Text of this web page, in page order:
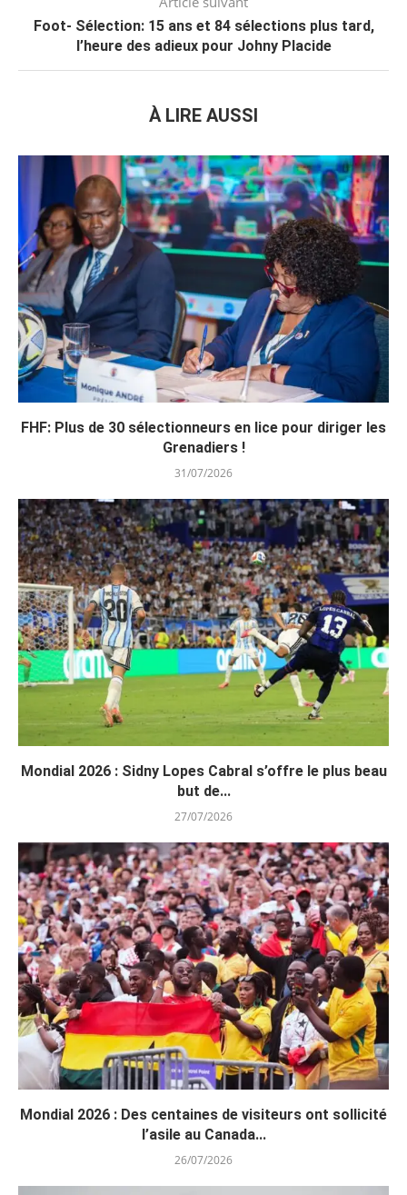
Foot- Sélection: 15 ans et 84 sélections plus tard,
l’heure des adieux pour Johny Placide
À LIRE AUSSI
FHF: Plus de 30 sélectionneurs en lice pour diriger les
Grenadiers !
31/07/2026
Mondial 2026 : Sidny Lopes Cabral s’offre le plus beau
but de...
27/07/2026
Mondial 2026 : Des centaines de visiteurs ont sollicité
l’asile au Canada...
26/07/2026